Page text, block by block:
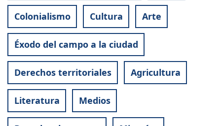
Colonialismo Cultura Arte
Éxodo del campo a la ciudad
Derechos territoriales Agricultura
Literatura Medios